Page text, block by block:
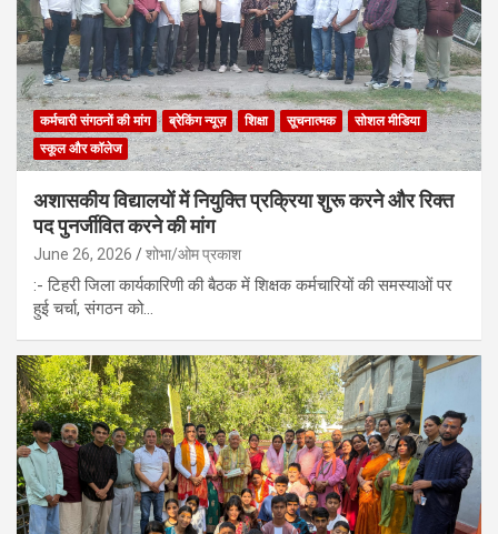
कर्मचारी संगठनों की मांग ब्रेकिंग न्यूज़ शिक्षा सूचनात्मक
सोशल मीडिया
स्कूल और कॉलेज
अशासकीय विद्यालयों में नियुक्ति प्रक्रिया शुरू करने और रिक्त
पद पुनर्जीवित करने की मांग
June 26, 2026 शोभा/ओम प्रकाश
:- टिहरी जिला कार्यकारिणी की बैठक में शिक्षक कर्मचारियों की समस्याओं पर
हुई चर्चा, संगठन को…